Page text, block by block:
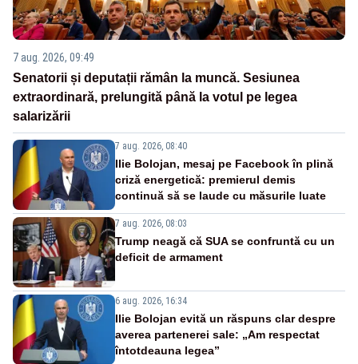
7 aug. 2026, 09:49
Senatorii și deputații rămân la muncă. Sesiunea
extraordinară, prelungită până la votul pe legea
salarizării
7 aug. 2026, 08:40
Ilie Bolojan, mesaj pe Facebook în plină
criză energetică: premierul demis
continuă să se laude cu măsurile luate
7 aug. 2026, 08:03
Trump neagă că SUA se confruntă cu un
deficit de armament
6 aug. 2026, 16:34
Ilie Bolojan evită un răspuns clar despre
averea partenerei sale: „Am respectat
întotdeauna legea”